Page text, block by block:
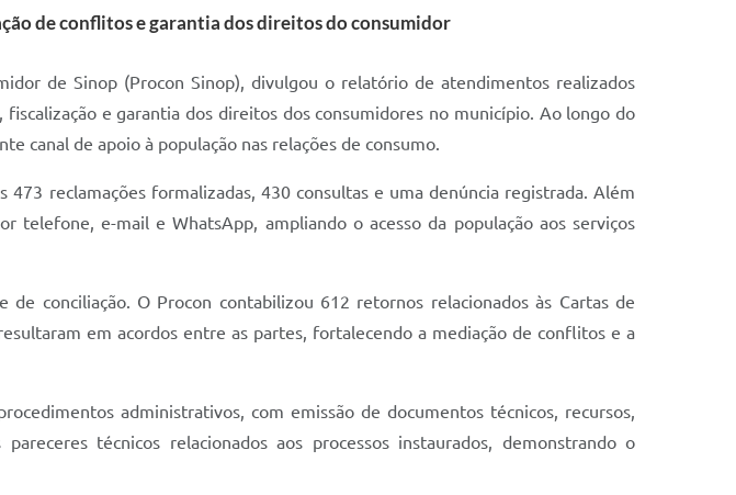
de conflitos e garantia dos direitos do consumidor
de Sinop (Procon Sinop), divulgou o relatório de atendimentos realizados
e garantia dos direitos dos consumidores no município. Ao longo do
canal de apoio à população nas relações de consumo.
reclamações formalizadas, 430 consultas e uma denúncia registrada. Além
e-mail e WhatsApp, ampliando o acesso da população aos serviços
conciliação. O Procon contabilizou 612 retornos relacionados às Cartas de
em acordos entre as partes, fortalecendo a mediação de conflitos e a
administrativos, com emissão de documentos técnicos, recursos,
técnicos relacionados aos processos instaurados, demonstrando o